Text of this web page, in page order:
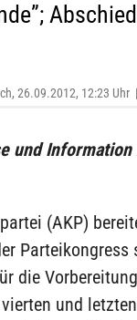
26.09.2012, 12:23 Uhr |
und Information
(AKP)
die
und